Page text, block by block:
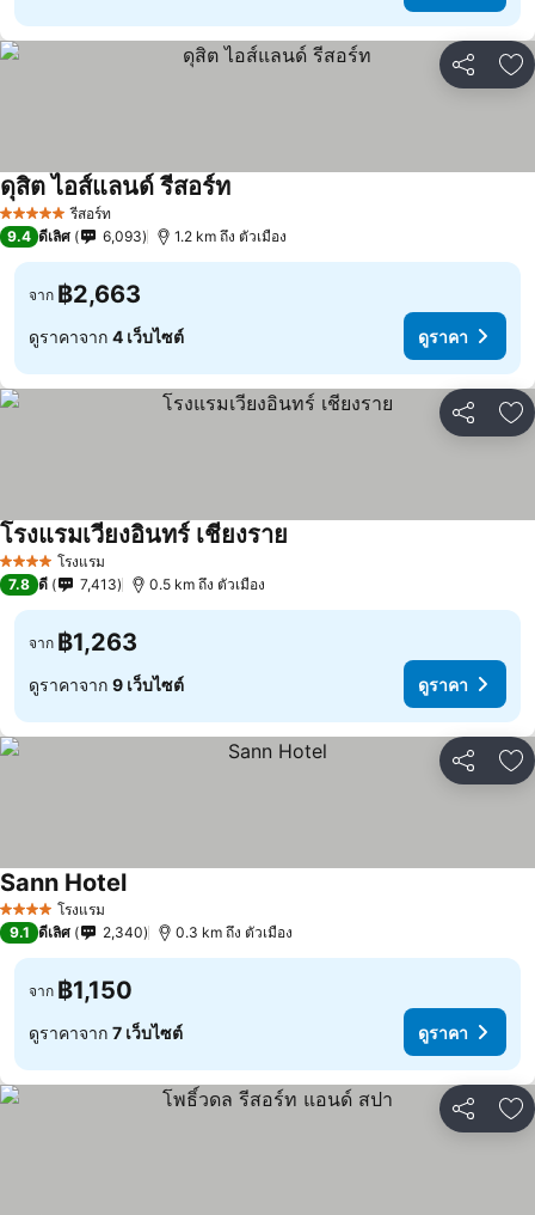
แชร์ เ
5 ดาว รีสอร์ท
ดุสิต ไอส์แลนด์ รีสอร์ท
9.4 ดีเลิศ 6,093 1.2 km ถึง ตัวเมือง
จาก ฿2,663
ดูราคาจาก 4 เว็บไซต์ ดูราคา
แชร์ เ
4 ดาว โรงแรม
โรงแรมเวียงอินทร์ เชียงราย
7.8 ดี 7,413 0.5 km ถึง ตัวเมือง
จาก ฿1,263
ดูราคาจาก 9 เว็บไซต์ ดูราคา
แชร์ เ
4 ดาว โรงแรม
Sann Hotel
9.1 ดีเลิศ 2,340 0.3 km ถึง ตัวเมือง
จาก ฿1,150
ดูราคาจาก 7 เว็บไซต์ ดูราคา
แชร์ เ